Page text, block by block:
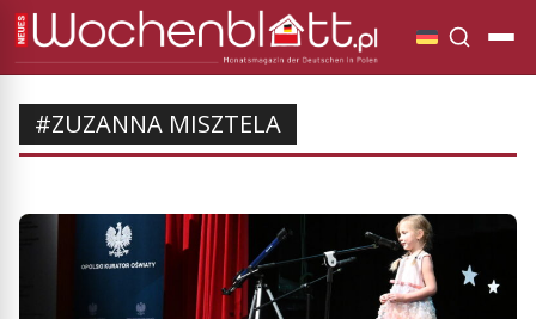
#ZUZANNA MISZTELA